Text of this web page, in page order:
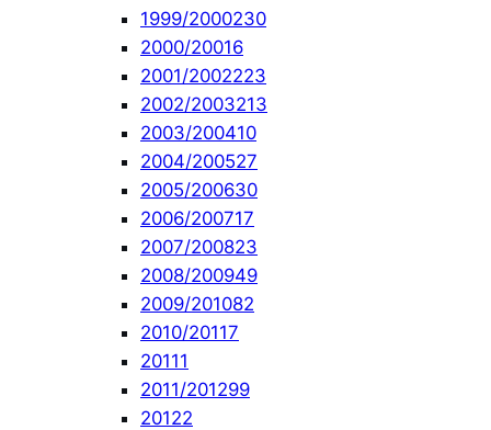
1999/2000230
2000/20016
2001/2002223
2002/2003213
2003/200410
2004/200527
2005/200630
2006/200717
2007/200823
2008/200949
2009/201082
2010/20117
20111
2011/201299
20122